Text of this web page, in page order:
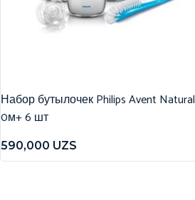
Набор бутылочек Philips Avent Natural
0м+ 6 шт
590,000 UZS